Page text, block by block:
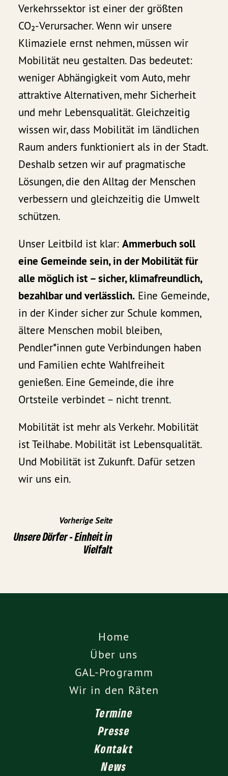
Verkehrssektor ist einer der größten
CO₂‑Verursacher. Wenn wir unsere
Klimaziele ernst nehmen, müssen wir
Mobilität neu gestalten. Das bedeutet:
weniger Abhängigkeit vom Auto, mehr
attraktive Alternativen, mehr Sicherheit
und mehr Lebensqualität. Gleichzeitig
wissen wir, dass Mobilität im ländlichen
Raum anders funktioniert als in der Stadt.
Deshalb setzen wir auf pragmatische
Lösungen, die den Alltag der Menschen
verbessern und gleichzeitig die Umwelt
schützen.
Unser Leitbild ist klar:Ammerbuch soll
eine Gemeinde sein, in der Mobilität für
alle möglich ist – sicher, klimafreundlich,
bezahlbar und verlässlich. Eine Gemeinde,
in der Kinder sicher zur Schule kommen,
ältere Menschen mobil bleiben,
Pendler*innen gute Verbindungen haben
und Familien echte Wahlfreiheit
genießen. Eine Gemeinde, die ihre
Ortsteile verbindet – nicht trennt.
Mobilität ist mehr als Verkehr. Mobilität
ist Teilhabe. Mobilität ist Lebensqualität.
Und Mobilität ist Zukunft. Dafür setzen
wir uns ein.
Vorherige Seite
Unsere Dörfer - Einheit in
Vielfalt
Home
Über uns
GAL-Programm
Wir in den Räten
Termine
Presse
Kontakt
News